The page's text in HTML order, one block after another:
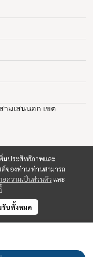
มประสิทธิภาพและ
ของท่าน ท่านสามารถ
ยความเป็นส่วนตัว และ
รับทั้งหมด
ามเสนนอก เขต